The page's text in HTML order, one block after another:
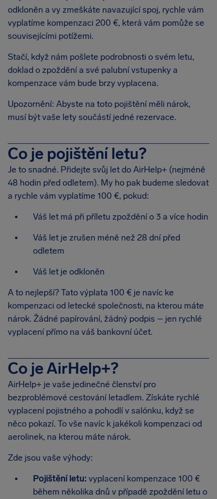
odkloněn a vy zmeškáte navazující spoj, rychle vám
vyplatíme kompenzaci 200 €, která vám pomůže se
souvisejícími potížemi.
Stačí, když nám pošlete podrobnosti o svém letu,
doklad o zpoždění a své palubní vstupenky a
kompenzace vám bude brzy vyplacena.
Upozornění: Abyste na toto pojištění měli nárok,
musí být vaše lety součástí jedné rezervace.
Co je pojištění letu?
Je to snadné. Přidejte svůj let do AirHelp+ (nejméně
48 hodin před odletem). My ho pak budeme sledovat
a rychle vám vyplatíme 100 €, pokud:
Váš let má při příletu zpoždění o 3 a více hodin
Váš let je zrušen méně než 28 dní před
odletem
Váš let je odkloněn
A to nejlepší? Tato výplata 100 € je navíc ke
kompenzaci od letecké společnosti, na kterou máte
nárok. Žádné papírování, žádný podpis – jen rychlé
vyplacení přímo na váš bankovní účet.
Co je AirHelp+?
AirHelp+ je vaše jedinečné členství pro
bezproblémové cestování letadlem. Získáte rychlé
vyplacení pojistného a pohodlí v salónku, když se
něco pokazí. To vše navíc k jakékoli kompenzaci od
aerolinek, na kterou máte nárok.
Zde jsou vaše výhody:
Pojištění letu: vyplacení kompenzace 100 €
během několika dnů v případě zpoždění letu o